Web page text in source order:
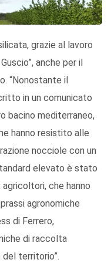
grazie al lavoro
anche per il
“Nonostante il
in un comunicato
bacino mediterraneo,
hanno resistito alle
nocciole con un
elevato è stato
che hanno
agronomiche
di Ferrero,
di raccolta
territorio”.